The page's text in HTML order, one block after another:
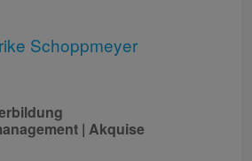
Schoppmeyer
| Akquise